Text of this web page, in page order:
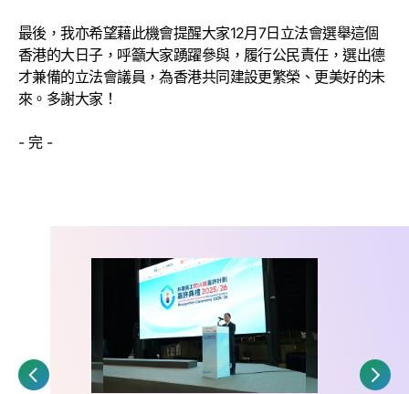
最後，我亦希望藉此機會提醒大家12月7日立法會選舉這個
香港的大日子，呼籲大家踴躍參與，履行公民責任，選出德
才兼備的立法會議員，為香港共同建設更繁榮、更美好的未
來。多謝大家！
- 完 -